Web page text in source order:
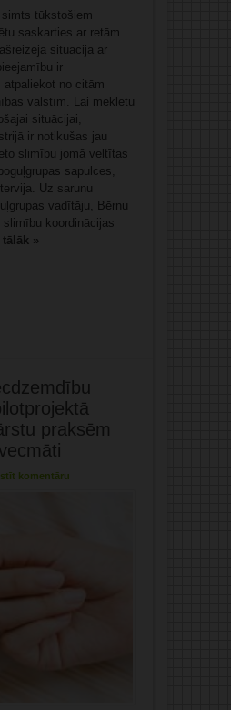
tūkstošiem
saskarties ar retām
situācija ar
ir
atpaliekot no citām
valstīm. Lai meklētu
situācijai,
ir notikušas jau
slimību jomā veltītas
sapulces,
Uz sarunu
vadītāju, Bērnu
koordinācijas
tālāk »
praksēm
komentāru